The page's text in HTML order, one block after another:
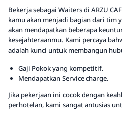
Bekerja sebagai Waiters di ARZU
kamu akan menjadi bagian dari tim
akan mendapatkan beberapa
kesejahteraanmu. Kami percaya
adalah kunci untuk membangun
Gaji Pokok yang kompetitif.
Mendapatkan Service charge.
Jika pekerjaan ini cocok dengan
perhotelan, kami sangat antusias